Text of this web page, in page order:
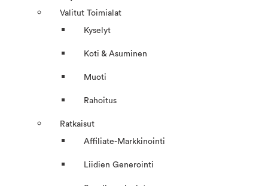
Valitut Toimialat
Kyselyt
Koti & Asuminen
Muoti
Rahoitus
Ratkaisut
Affiliate-Markkinointi
Liidien Generointi